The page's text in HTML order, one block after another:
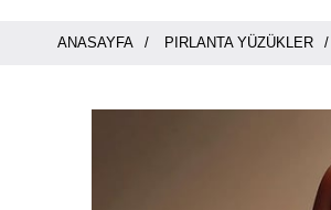
ANASAYFA PIRLANTA YÜZÜKLER